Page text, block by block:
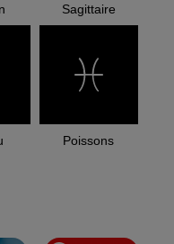
Sagittaire
Poissons